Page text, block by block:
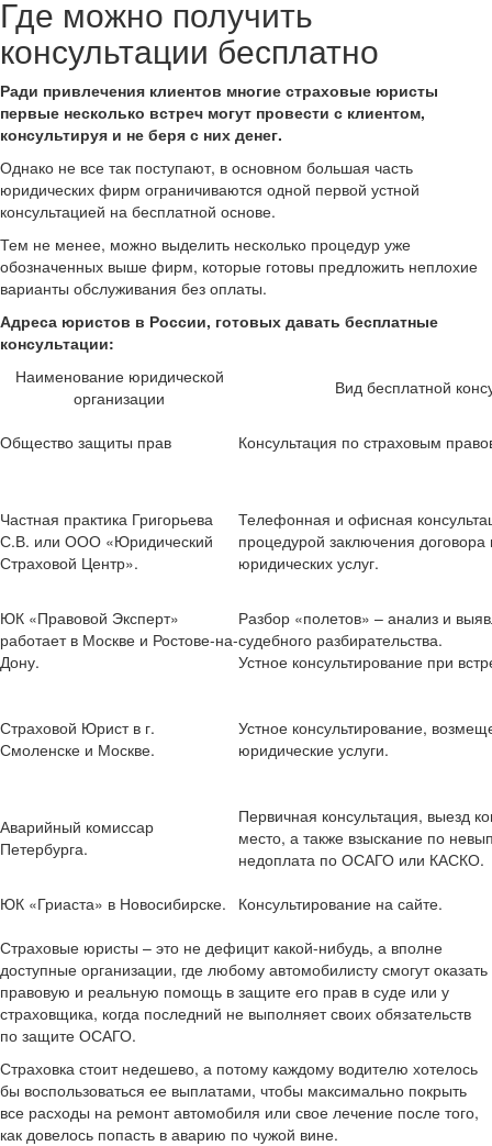
Где можно получить
консультации бесплатно
Ради привлечения клиентов многие страховые юристы
первые несколько встреч могут провести с клиентом,
консультируя и не беря с них денег.
Однако не все так поступают, в основном большая часть
юридических фирм ограничиваются одной первой устной
консультацией на бесплатной основе.
Тем не менее, можно выделить несколько процедур уже
обозначенных выше фирм, которые готовы предложить неплохие
варианты обслуживания без оплаты.
Адреса юристов в России, готовых давать бесплатные
консультации:
Наименование юридической
организации
Вид бесплатной
Общество защиты прав Консультация по страховым
Частная практика Григорьева
С.В. или ООО «Юридический
Страховой Центр».
Телефонная и офисная
процедурой заключения договора
юридических услуг.
ЮК «Правовой Эксперт»
работает в Москве и Ростове-на-
Дону.
Разбор «полетов» – анализ и
судебного разбирательства.
Устное консультирование при
Страховой Юрист в г.
Смоленске и Москве.
Устное консультирование,
юридические услуги.
Аварийный комиссар
Петербурга.
Первичная консультация, выезд
место, а также взыскание по
недоплата по ОСАГО или КАСКО.
ЮК «Гриаста» в Новосибирске.
Консультирование на сайте.
Страховые юристы – это не дефицит какой-нибудь, а вполне
доступные организации, где любому автомобилисту смогут оказать
правовую и реальную помощь в защите его прав в суде или у
страховщика, когда последний не выполняет своих обязательств
по защите ОСАГО.
Страховка стоит недешево, а потому каждому водителю хотелось
бы воспользоваться ее выплатами, чтобы максимально покрыть
все расходы на ремонт автомобиля или свое лечение после того,
как довелось попасть в аварию по чужой вине.